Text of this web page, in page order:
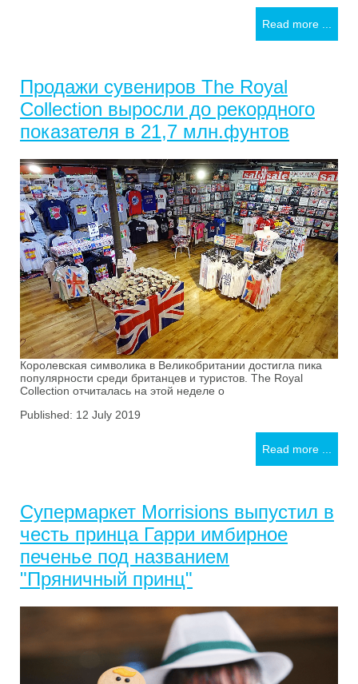
Read more ...
Продажи сувениров The Royal
Collection выросли до рекордного
показателя в 21,7 млн.фунтов
Королевская символика в Великобритании достигла пика
популярности среди британцев и туристов. The Royal
Collection отчиталась на этой неделе о
Published: 12 July 2019
Read more ...
Супермаркет Morrisions выпустил в
честь принца Гарри имбирное
печенье под названием
"Пряничный принц"